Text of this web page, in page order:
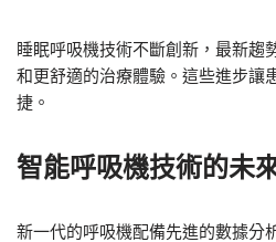
睡眠呼吸機技術不斷創新，最新趨
和更舒適的治療體驗。這些進步讓
捷。
智能呼吸機技術的未
新一代的呼吸機配備先進的數據分